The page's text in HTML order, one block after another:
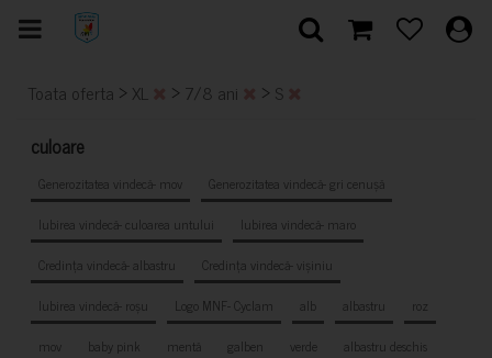
Toata oferta > XL > 7/8 ani > S
culoare
Generozitatea vindecă- mov
Generozitatea vindecă- gri cenușă
Iubirea vindecă- culoarea untului
Iubirea vindecă- maro
Credința vindecă- albastru
Credința vindecă- vișiniu
Iubirea vindecă- roșu
Logo MNF- Cyclam alb albastru
roz
mov
baby pink mentă galben verde
albastru deschis